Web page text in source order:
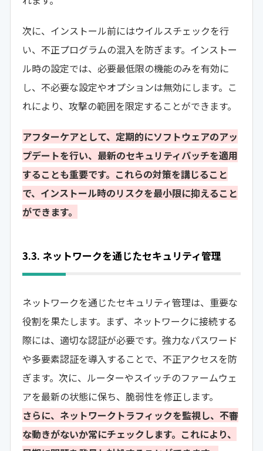
次に、インストール前にはウイルスチェックを行
い、不正プログラムの混入を防ぎます。インストー
ル時の設定では、必要最低限の機能のみを有効に
し、不必要な設定やオプションは無効にします。こ
れにより、攻撃の範囲を限定することができます。
アフターケアとして、定期的にソフトウェアのアッ
プデートを行い、最新のセキュリティパッチを適用
することも重要です。これらの対策を講じること
で、インストール時のリスクを最小限に抑えること
ができます。
3.3. ネットワークを通じたセキュリティ管理
ネットワークを通じたセキュリティ管理は、重要な
役割を果たします。まず、ネットワークに接続する
際には、適切な認証が必要です。強力なパスワード
や多要素認証を導入することで、不正アクセスを防
ぎます。次に、ルーターやスイッチのファームウェ
アを最新の状態に保ち、脆弱性を修正します。
さらに、ネットワークトラフィックを監視し、不審
な動きがないか常にチェックします。これにより、